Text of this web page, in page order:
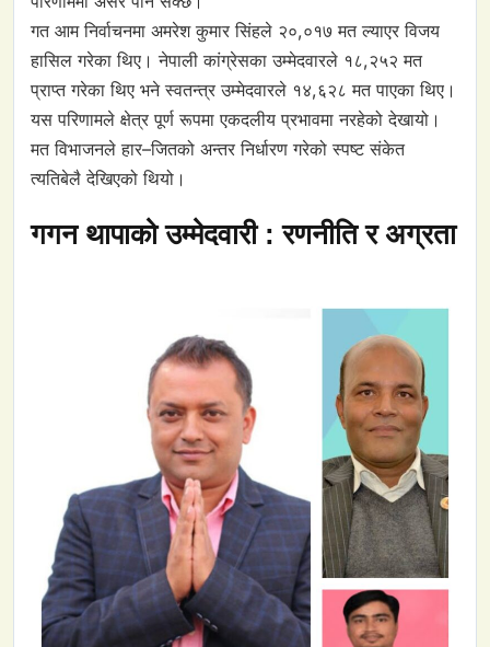
गत आम निर्वाचनमा अमरेश कुमार सिंहले २०,०१७ मत ल्याएर विजय
हासिल गरेका थिए। नेपाली कांग्रेसका उम्मेदवारले १८,२५२ मत
प्राप्त गरेका थिए भने स्वतन्त्र उम्मेदवारले १४,६२८ मत पाएका थिए।
यस परिणामले क्षेत्र पूर्ण रूपमा एकदलीय प्रभावमा नरहेको देखायो।
मत विभाजनले हार–जितको अन्तर निर्धारण गरेको स्पष्ट संकेत
त्यतिबेलै देखिएको थियो।
गगन थापाको उम्मेदवारी : रणनीति र अग्रता